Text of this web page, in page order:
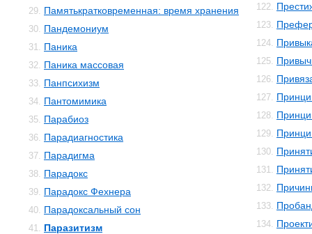
29. Памятькратковременная: время хранения
30. Пандемониум
31. Паника
32. Паника массовая
33. Панпсихизм
34. Пантомимика
35. Парабиоз
36. Парадиагностика
37. Парадигма
38. Парадокс
39. Парадокс Фехнера
40. Парадоксальный сон
41. Паразитизм
122.
123.
124.
125.
126.
127.
128.
129.
130.
131.
132.
133.
134.